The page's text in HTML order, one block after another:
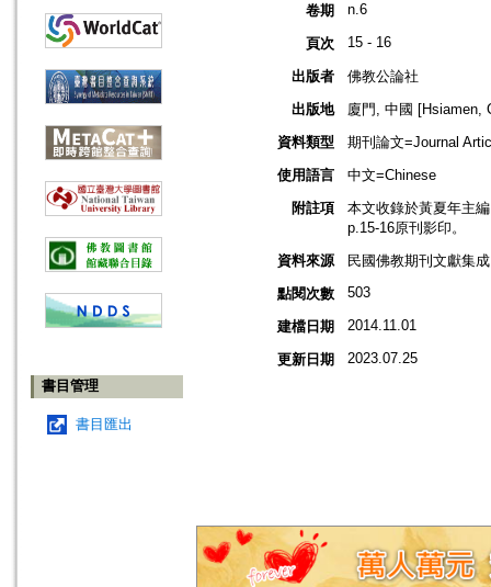
書目管理
書目匯出
卷期
n.6
頁次 15 - 16
出版者
佛教公論社
出版地
廈門, 中國 [Hsiamen,
資料類型
期刊論文=Journal
使用語言
中文=Chinese
附註項
本文收錄於黃夏年主
p.15-16原刊影印。
資料來源
民國佛教期刊文獻集
點閱次數
503
建檔日期 2014.11.01
更新日期 2023.07.25